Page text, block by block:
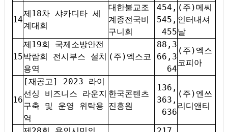
14
제18차 샤카디타 세
계대회
대한불교조
계종전국비
구니회
454,
545,
455
(주)메씨
인터내셔
날
15
제19회 국제소방안전
박람회 전시부스 설치
용역
(주)엑스코
88,3
66,3
64
(주)엑스
코피아
16
[재공고] 2023 라이
선싱 비즈니스 라운지
구축 및 운영 위탁용
역
한국콘텐츠
진흥원
136,
363,
636
(주)엔쓰
리디앤티